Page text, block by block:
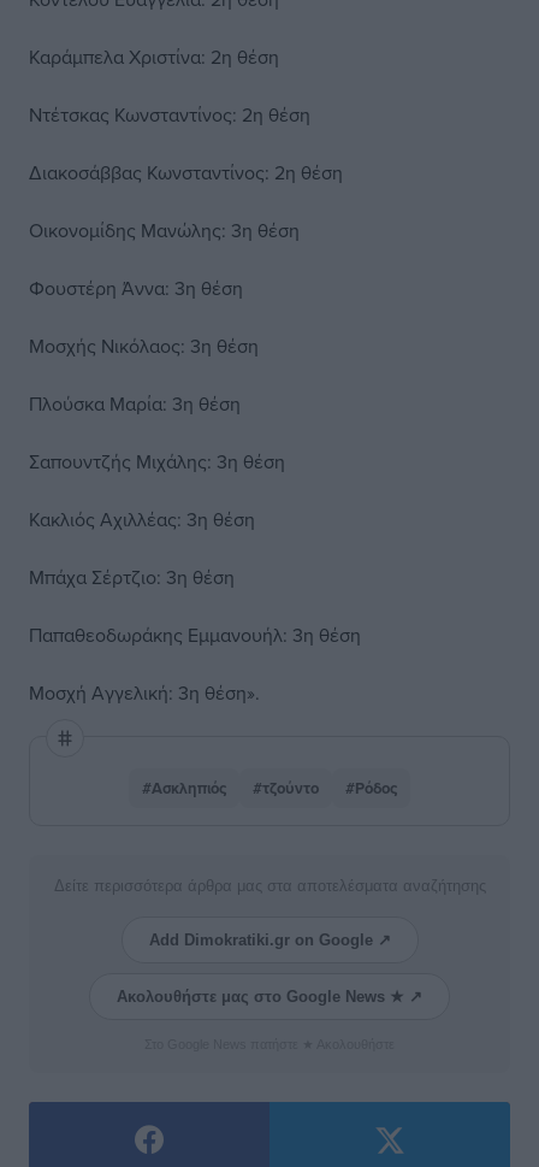
Καράμπελα Χριστίνα: 2η θέση
Ντέτσκας Κωνσταντίνος: 2η θέση
Διακοσάββας Κωνσταντίνος: 2η θέση
Οικονομίδης Μανώλης: 3η θέση
Φουστέρη Άννα: 3η θέση
Μοσχής Νικόλαος: 3η θέση
Πλούσκα Μαρία: 3η θέση
Σαπουντζής Μιχάλης: 3η θέση
Κακλιός Αχιλλέας: 3η θέση
Μπάχα Σέρτζιο: 3η θέση
Παπαθεοδωράκης Εμμανουήλ: 3η θέση
Μοσχή Αγγελική: 3η θέση».
#Ασκληπιός #τζούντο #Ρόδος
Δείτε περισσότερα άρθρα μας στα αποτελέσματα αναζήτησης
Add Dimokratiki.gr on Google ↗
Ακολουθήστε μας στο Google News ★ ↗